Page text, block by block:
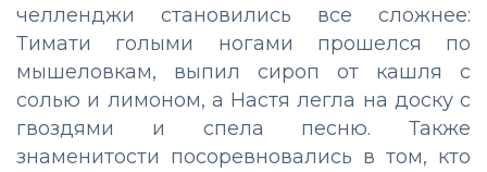
челленджи становились все сложнее:
Тимати голыми ногами прошелся по
мышеловкам, выпил сироп от кашля с
солью и лимоном, а Настя легла на доску с
гвоздями и спела песню. Также
знаменитости посоревновались в том, кто